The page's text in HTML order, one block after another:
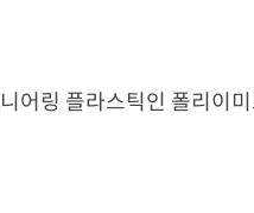
어링 플라스틱인 폴리이